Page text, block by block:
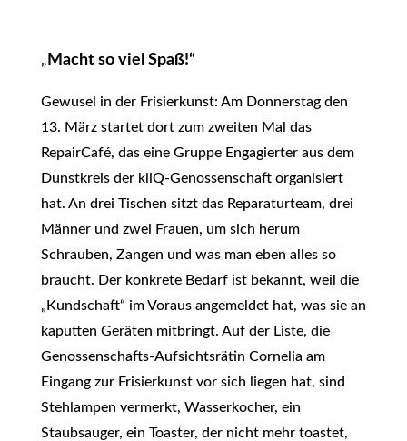
„ Macht so viel Spaß!“
Gewusel in der Frisierkunst: Am Donnerstag den
13. März startet dort zum zweiten Mal das
RepairCafé, das eine Gruppe Engagierter aus dem
Dunstkreis der kliQ-Genossenschaft organisiert
hat. An drei Tischen sitzt das Reparaturteam, drei
Männer und zwei Frauen, um sich herum
Schrauben, Zangen und was man eben alles so
braucht. Der konkrete Bedarf ist bekannt, weil die
„Kundschaft“ im Voraus angemeldet hat, was sie an
kaputten Geräten mitbringt. Auf der Liste, die
Genossenschafts-Aufsichtsrätin Cornelia am
Eingang zur Frisierkunst vor sich liegen hat, sind
Stehlampen vermerkt, Wasserkocher, ein
Staubsauger, ein Toaster, der nicht mehr toastet,